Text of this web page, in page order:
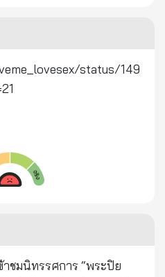
status/149
ชมนิทรรศการ “พระปิย